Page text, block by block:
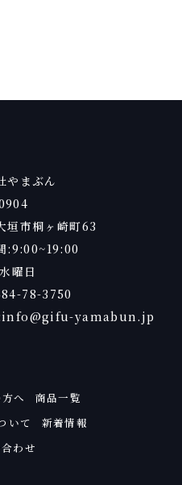
やまぶん
垣市桐ヶ崎町63
:9:00~19:00
曜日
78-3750
yamabun.jp
へ
商品一覧
いて
新着情報
わせ